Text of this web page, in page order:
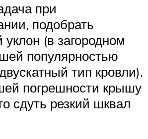
при
подобрать
(в загородном
популярностью
тип кровли).
погрешности крышу
сдуть резкий шквал